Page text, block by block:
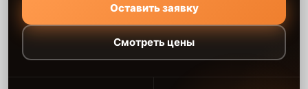
Оставить заявку
Смотреть цены